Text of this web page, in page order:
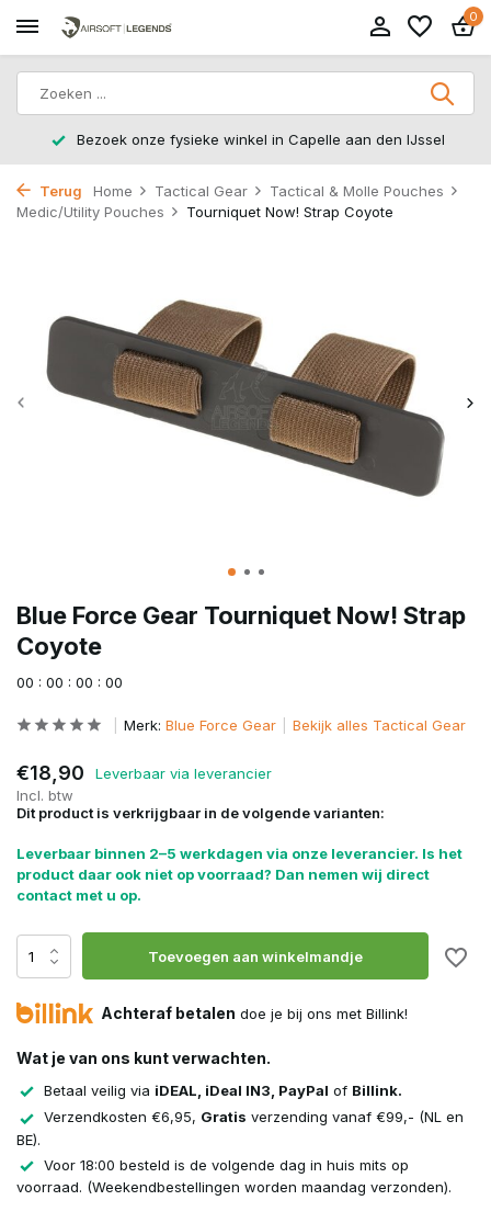
0
Bezoek onze fysieke winkel in Capelle aan den IJssel
Terug Home Tactical Gear
Tactical & Molle Pouches
Medic/Utility Pouches
Tourniquet Now! Strap Coyote
Blue Force Gear Tourniquet Now! Strap
Coyote
00 : 00 : 00 : 00
Merk: Blue Force Gear Bekijk alles Tactical Gear
€18,90
Leverbaar via leverancier
Incl. btw
Dit product is verkrijgbaar in de volgende varianten:
Leverbaar binnen 2–5 werkdagen via onze leverancier. Is het
product daar ook niet op voorraad? Dan nemen wij direct
contact met u op.
Toevoegen aan winkelmandje
Achteraf betalen doe je bij ons met Billink!
Wat je van ons kunt verwachten.
Betaal veilig via iDEAL, iDeal IN3, PayPal of Billink.
Verzendkosten €6,95, Gratis verzending vanaf €99,- (NL en
BE).
Voor 18:00 besteld is de volgende dag in huis mits op
voorraad. (Weekendbestellingen worden maandag verzonden).